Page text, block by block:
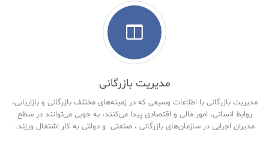
مدیریت بازرگانی
مدیریت بازرگانی با اطلاعات وسیعی که در زمینه‌های مختلف بازرگانی و بازاریابی،
روابط انسانی، امور مالی و اقتصادی پیدا می‌کنند، به خوبی می‌توانند در سطح
مدیران اجرایی در سازمان‌های بازرگانی ، صنعتی و دولتی به کار اشتغال ورزند.